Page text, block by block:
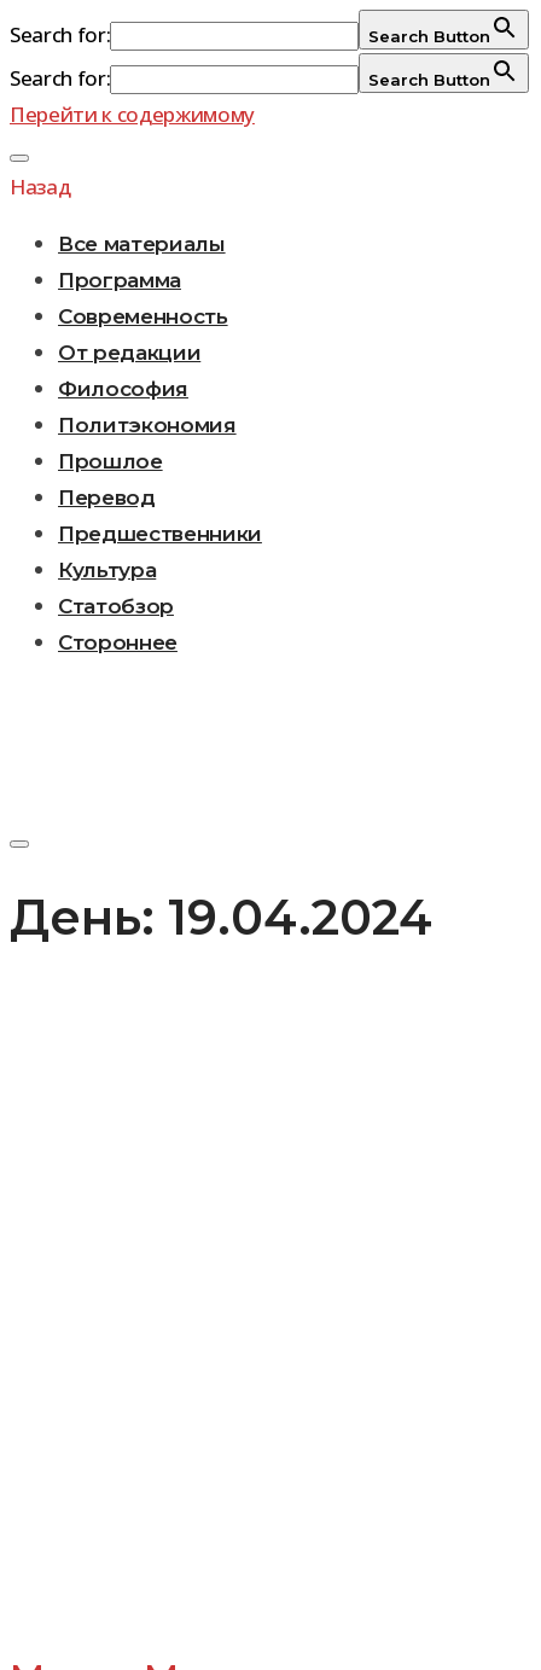
Search for: Search Button
Search for: Search Button
Перейти к содержимому
Назад
Все материалы
Программа
Современность
От редакции
Философия
Политэкономия
Прошлое
Перевод
Предшественники
Культура
Статобзор
Стороннее
День: 19.04.2024